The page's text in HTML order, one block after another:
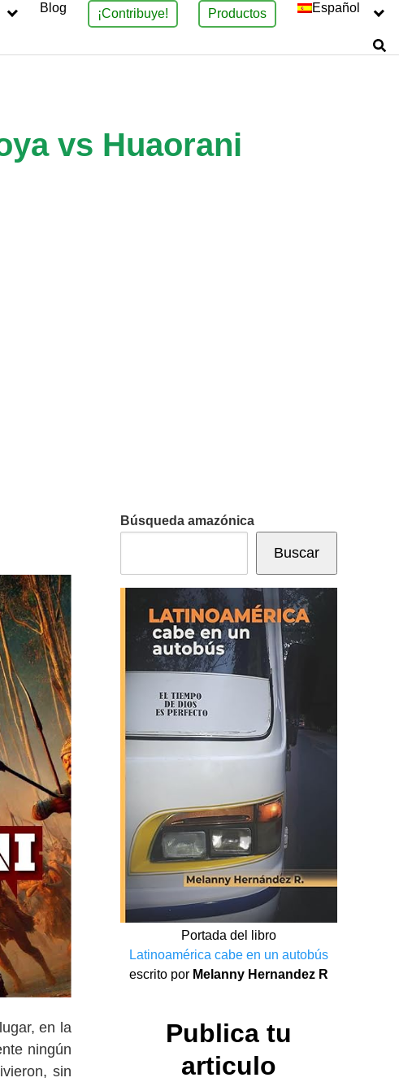
Blog ¡Contribuye! Productos Español
vs Huaorani
en la
ningún
sin
Búsqueda amazónica
Buscar
Portada del libro
Latinoamérica cabe en un autobús
escrito por Melanny Hernandez R
Publica tu
articulo